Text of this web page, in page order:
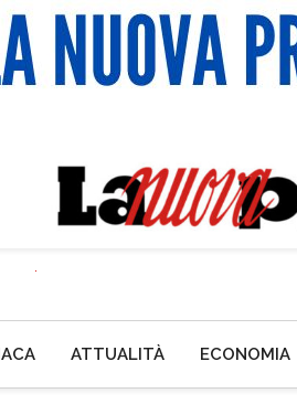
ATTUALITÀ ECONOMIA